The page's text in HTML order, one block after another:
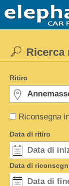
Riconsegna
Ricerca
Ritiro
Data di ritiro
Data di